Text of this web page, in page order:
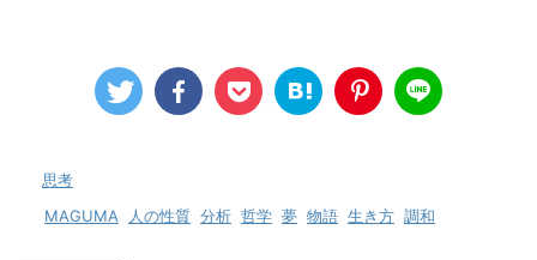
思考
MAGUMA 人の性質 分析 哲学 夢 物語 生き方 調和